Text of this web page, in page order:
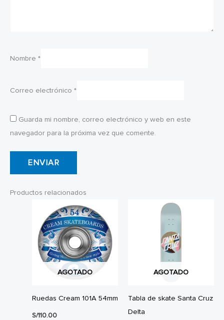
Nombre *
Correo electrónico *
Guarda mi nombre, correo electrónico y web en este
navegador para la próxima vez que comente.
Productos relacionados
AGOTADO
Ruedas Cream 101A 54mm
S/110.00
AGOTADO
Tabla de skate Santa Cruz
Delta